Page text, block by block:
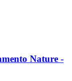
Nature -